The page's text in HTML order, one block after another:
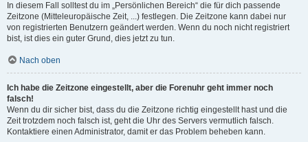
In diesem Fall solltest du im „Persönlichen Bereich“ die für dich passende
Zeitzone (Mitteleuropäische Zeit, ...) festlegen. Die Zeitzone kann dabei nur
von registrierten Benutzern geändert werden. Wenn du noch nicht registriert
bist, ist dies ein guter Grund, dies jetzt zu tun.
Nach oben
Ich habe die Zeitzone eingestellt, aber die Forenuhr geht immer noch
falsch!
Wenn du dir sicher bist, dass du die Zeitzone richtig eingestellt hast und die
Zeit trotzdem noch falsch ist, geht die Uhr des Servers vermutlich falsch.
Kontaktiere einen Administrator, damit er das Problem beheben kann.